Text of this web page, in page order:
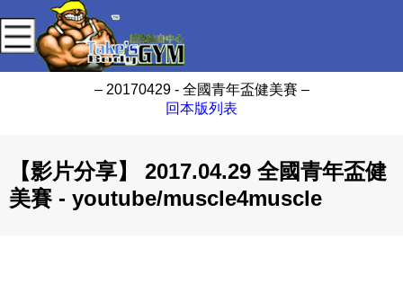
– 20170429 - 全國青年盃健美賽 –
回本版列表
【影片分享】 2017.04.29 全國青年盃健
美賽 - youtube/muscle4muscle